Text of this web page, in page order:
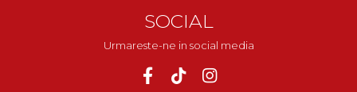
SOCIAL
Urmareste-ne in social media